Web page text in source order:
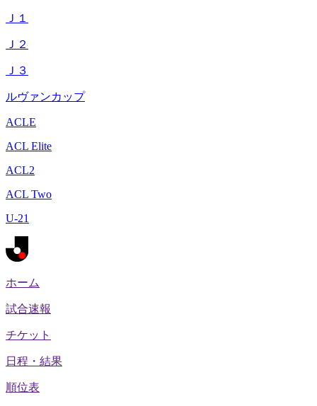
Ｊ１
Ｊ２
Ｊ３
ルヴァンカップ
ACLE
ACL Elite
ACL2
ACL Two
U-21
ホーム
試合速報
チケット
日程・結果
順位表